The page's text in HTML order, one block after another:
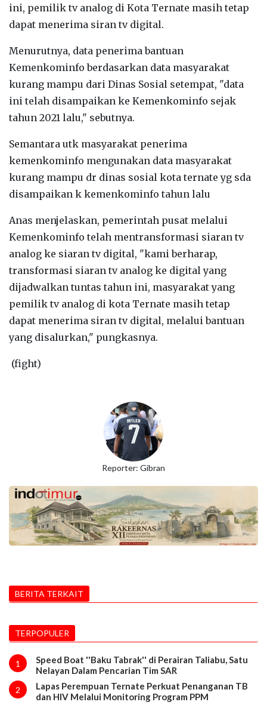
ini, pemilik tv analog di Kota Ternate masih tetap
dapat menerima siran tv digital.
Menurutnya, data penerima bantuan
Kemenkominfo berdasarkan data masyarakat
kurang mampu dari Dinas Sosial setempat, "data
ini telah disampaikan ke Kemenkominfo sejak
tahun 2021 lalu," sebutnya.
Semantara utk masyarakat penerima
kemenkominfo mengunakan data masyarakat
kurang mampu dr dinas sosial kota ternate yg sda
disampaikan k kemenkominfo tahun lalu
Anas menjelaskan, pemerintah pusat melalui
Kemenkominfo telah mentransformasi siaran tv
analog ke siaran tv digital, "kami berharap,
transformasi siaran tv analog ke digital yang
dijadwalkan tuntas tahun ini, masyarakat yang
pemilik tv analog di kota Ternate masih tetap
dapat menerima siran tv digital, melalui bantuan
yang disalurkan," pungkasnya.
(fight)
Reporter: Gibran
BERITA TERKAIT
TERPOPULER
1
Speed Boat ''Baku Tabrak'' di Perairan Taliabu, Satu
Nelayan Dalam Pencarian Tim SAR
2
Lapas Perempuan Ternate Perkuat Penanganan TB
dan HIV Melalui Monitoring Program PPM